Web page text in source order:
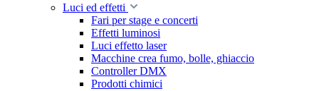
Luci ed effetti
Fari per stage e concerti
Effetti luminosi
Luci effetto laser
Macchine crea fumo, bolle, ghiaccio
Controller DMX
Prodotti chimici